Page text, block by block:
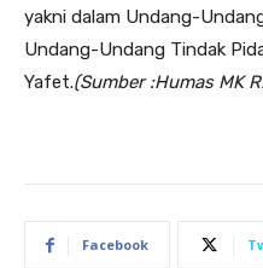
yakni dalam Undang-
Undang-Undang Tindak
Yafet.(Sumber :Humas MK
Facebook